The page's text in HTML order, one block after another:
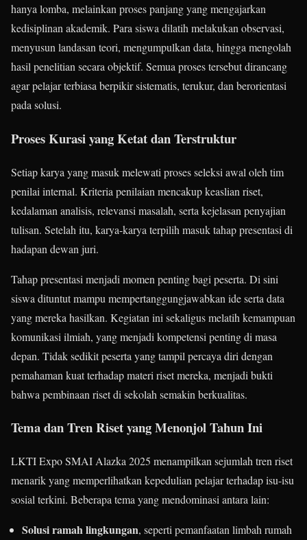
hanya lomba, melainkan proses panjang yang mengajarkan
kedisiplinan akademik. Para siswa dilatih melakukan observasi,
menyusun landasan teori, mengumpulkan data, hingga mengolah
hasil penelitian secara objektif. Semua proses tersebut dirancang
agar pelajar terbiasa berpikir sistematis, terukur, dan berorientasi
pada solusi.
Proses Kurasi yang Ketat dan Terstruktur
Setiap karya yang masuk melewati proses seleksi awal oleh tim
penilai internal. Kriteria penilaian mencakup keaslian riset,
kedalaman analisis, relevansi masalah, serta kejelasan penyajian
tulisan. Setelah itu, karya-karya terpilih masuk tahap presentasi di
hadapan dewan juri.
Tahap presentasi menjadi momen penting bagi peserta. Di sini
siswa dituntut mampu mempertanggungjawabkan ide serta data
yang mereka hasilkan. Kegiatan ini sekaligus melatih kemampuan
komunikasi ilmiah, yang menjadi kompetensi penting di masa
depan. Tidak sedikit peserta yang tampil percaya diri dengan
pemahaman kuat terhadap materi riset mereka, menjadi bukti
bahwa pembinaan riset di sekolah semakin berkualitas.
Tema dan Tren Riset yang Menonjol Tahun Ini
LKTI Expo SMAI Alazka 2025 menampilkan sejumlah tren riset
menarik yang memperlihatkan kepedulian pelajar terhadap isu-isu
sosial terkini. Beberapa tema yang mendominasi antara lain:
Solusi ramah lingkungan, seperti pemanfaatan limbah rumah